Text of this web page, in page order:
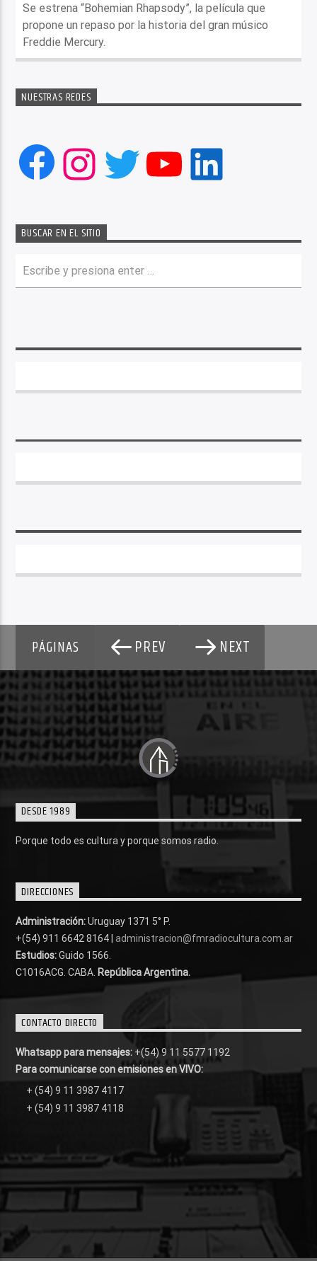
Se estrena “Bohemian Rhapsody”, la película que
propone un repaso por la historia del gran músico
Freddie Mercury.
NUESTRAS REDES
Facebook
Instagram
Twitter
YouTube
LinkedIn
BUSCAR EN EL SITIO
PÁGINAS PREV NEXT
DESDE 1989
Porque todo es cultura y porque somos radio.
DIRECCIONES
Administración:Uruguay 1371 5° P.
+(54) 911 6642 8164 | administracion@fmradiocultura.com.ar
Estudios:Guido 1566.
C1016ACG . CABA. República Argentina.
CONTACTO DIRECTO
Whatsapp para mensajes: +(54) 9 11 5577 1192
Para comunicarse con emisiones en VIVO:
+ (54) 9 11 3987 4117
+ (54) 9 11 3987 4118